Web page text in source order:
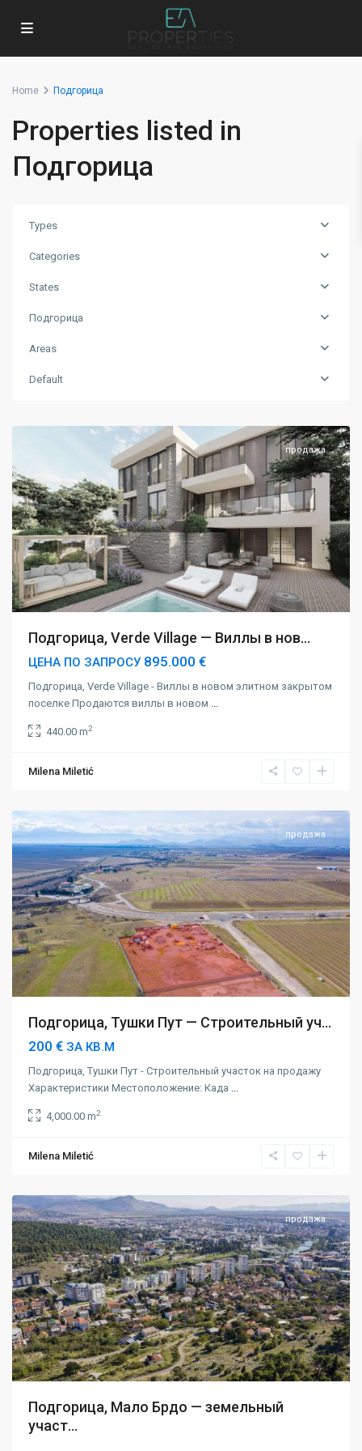
Home Подгорица
Properties listed in
Подгорица
Types
Categories
States
Подгорица
Areas
Default
продажа
Подгорица, Verde Village — Виллы в нов...
ЦЕНА ПО ЗАПРОСУ 895.000 €
Подгорица, Verde Village - Виллы в новом элитном закрытом
поселке Продаются виллы в новом ...
440.00 m2
Milena Miletić
продажа
Подгорица, Тушки Пут — Строительный уч...
200 € ЗА КВ.М
Подгорица, Тушки Пут - Строительный участок на продажу
Характеристики Местоположение: Када ...
4,000.00 m2
Milena Miletić
продажа
Подгорица, Мало Брдо — земельный
участ...